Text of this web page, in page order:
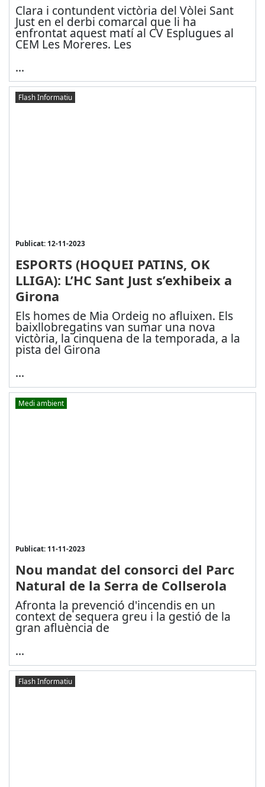
Clara i contundent victòria del Vòlei Sant
Just en el derbi comarcal que li ha
enfrontat aquest matí al CV Esplugues al
CEM Les Moreres. Les
...
Flash Informatiu
Publicat: 12-11-2023
ESPORTS (HOQUEI PATINS, OK
LLIGA): L’HC Sant Just s’exhibeix a
Girona
Els homes de Mia Ordeig no afluixen. Els
baixllobregatins van sumar una nova
victòria, la cinquena de la temporada, a la
pista del Girona
...
Medi ambient
Publicat: 11-11-2023
Nou mandat del consorci del Parc
Natural de la Serra de Collserola
Afronta la prevenció d'incendis en un
context de sequera greu i la gestió de la
gran afluència de
...
Flash Informatiu